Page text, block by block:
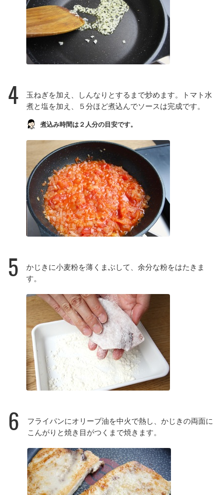
4
玉ねぎを加え、しんなりとするまで炒めます。トマト水
煮と塩を加え、５分ほど煮込んでソースは完成です。
煮込み時間は２人分の目安です。
5
かじきに小麦粉を薄くまぶして、余分な粉をはたきま
す。
6
フライパンにオリーブ油を中火で熱し、かじきの両面に
こんがりと焼き目がつくまで焼きます。